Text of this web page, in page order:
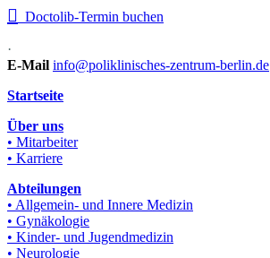
 Doctolib-Termin buchen
·
E-Mail info@poliklinisches-zentrum-berlin.de
Startseite
Über uns
• Mitarbeiter
• Karriere
Abteilungen
• Allgemein- und Innere Medizin
• Gynäkologie
• Kinder- und Jugendmedizin
• Neurologie